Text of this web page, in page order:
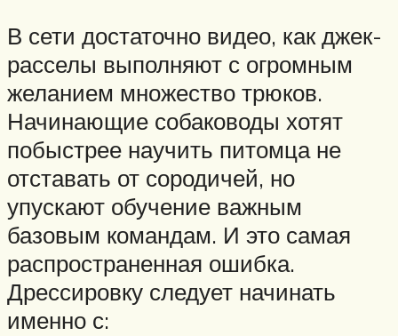
В сети достаточно видео, как джек-
расселы выполняют с огромным
желанием множество трюков.
Начинающие собаководы хотят
побыстрее научить питомца не
отставать от сородичей, но
упускают обучение важным
базовым командам. И это самая
распространенная ошибка.
Дрессировку следует начинать
именно с: